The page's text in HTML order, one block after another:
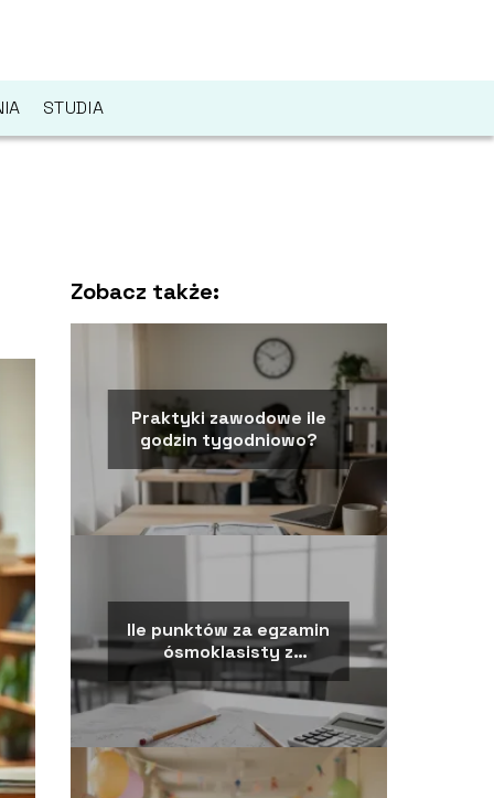
STUDIA
Zobacz także:
Praktyki zawodowe ile
godzin tygodniowo?
Ile punktów za egzamin
ósmoklasisty z
matematyki?